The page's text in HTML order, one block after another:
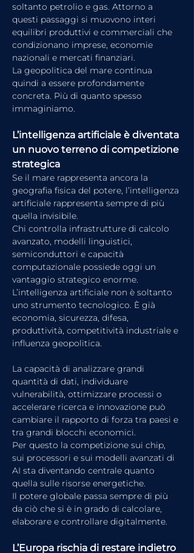
soltanto petrolio e gas. Attorno a
questi passaggi si muovono interi
equilibri produttivi e commerciali che
condizionano imprese, economie
nazionali e mercati finanziari.
La geopolitica del mare continua
quindi a essere profondamente
concreta. Più di quanto spesso
immaginiamo.
L’intelligenza artificiale è diventata
un nuovo terreno di competizione
strategica
Se il mare rappresenta ancora la
geografia fisica del potere, l’intelligenza
artificiale rappresenta sempre di più
quella invisibile.
Chi controlla infrastrutture di calcolo
avanzato, modelli linguistici,
semiconduttori e capacità
computazionale possiede oggi un
vantaggio strategico enorme.
L’intelligenza artificiale non è soltanto
uno strumento tecnologico. È già
economia, sicurezza, difesa,
produttività, competitività industriale e
influenza geopolitica.
La capacità di analizzare grandi
quantità di dati, individuare
vulnerabilità, ottimizzare processi o
accelerare ricerca e innovazione può
cambiare il rapporto di forza tra paesi e
tra grandi blocchi economici.
Per questo la competizione sui chip,
sui processori e sui modelli avanzati di
AI sta diventando centrale quanto
quella sulle risorse energetiche.
Il potere globale passa sempre di più
da ciò che si è in grado di calcolare,
elaborare e controllare digitalmente.
L’Europa rischia di restare indietro